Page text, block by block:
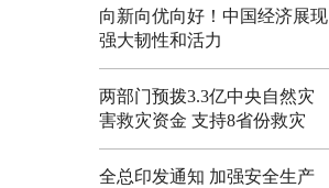
向新向优向好！中国经济展现
强大韧性和活力
两部门预拨3.3亿中央自然灾
害救灾资金 支持8省份救灾
全总印发通知 加强安全生产